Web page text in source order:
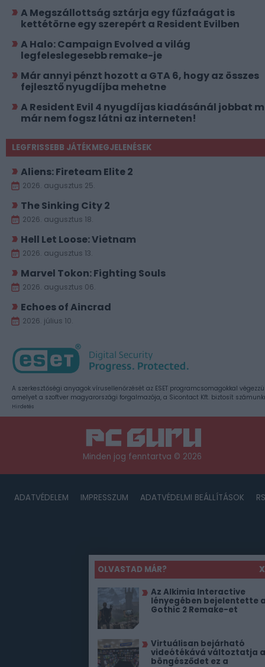
OLVASTAD MÁR?
X
Az Alkimia Interactive
lényegében bejelentette
Gothic 2 Remake-et
Virtuálisan bejárható
videótékává változtatja a
böngésződet ez a
A Megszállottság sztárja egy fűzfaágat is
kettétörne egy szerepért a Resident Evilben
A Halo: Campaign Evolved a világ
legfeleslegesebb remake-je
Már annyi pénzt hozott a GTA 6, hogy az összes
fejlesztő nyugdíjba mehetne
A Resident Evil 4 nyugdíjas kiadásánál jobbat
már nem fogsz látni az interneten!
LEGFRISSEBB JÁTÉKMEGJELENÉSEK
Aliens: Fireteam Elite 2
2026. augusztus 25.
The Sinking City 2
2026. augusztus 18.
Hell Let Loose: Vietnam
2026. augusztus 13.
Marvel Tokon: Fighting Souls
2026. augusztus 06.
Echoes of Aincrad
2026. július 10.
A szerkesztőségi anyagok vírusellenőrzését az ESET programcsomagokkal
amelyet a szoftver magyarországi forgalmazója, a Sicontact Kft. biztosít
Hirdetés
Minden jog fenntartva © 2026
ADATVÉDELEM IMPRESSZUM ADATVÉDELMI BEÁLLÍTÁSOK